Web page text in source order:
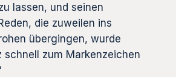
lassen, und seinen
die zuweilen ins
übergingen, wurde
schnell zum Markenzeichen